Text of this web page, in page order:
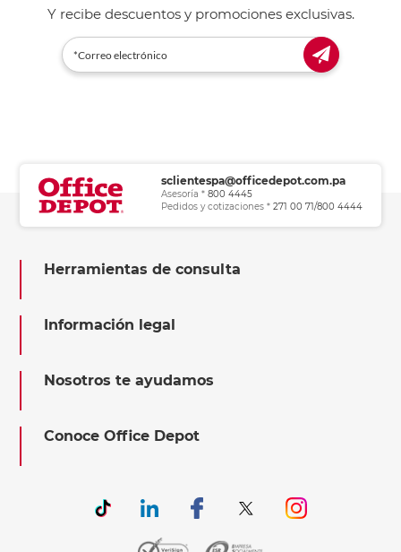
Y recibe descuentos y promociones exclusivas.
sclientespa@officedepot.com.pa
Asesoría * 800 4445
Pedidos y cotizaciones * 271 00 71/800 4444
Herramientas de consulta
Información legal
Nosotros te ayudamos
Conoce Office Depot